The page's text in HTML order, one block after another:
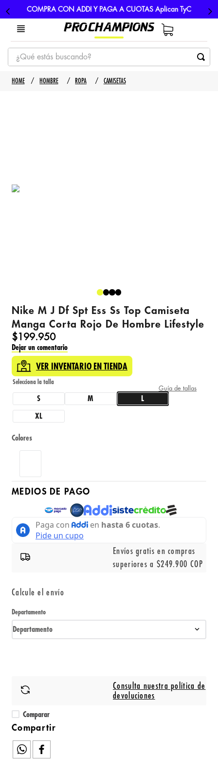
COMPRA CON ADDI Y PAGA A CUOTAS Aplican TyC
¿Qué estás buscando?
TÉRMINOS MÁS BUSCADOS
HOMBRE ROPA CAMISETAS
Nike M J Df Spt Ess Ss Top Camiseta
Manga Corta Rojo De Hombre Lifestyle
$199.950
Dejar un comentario
VER INVENTARIO EN TIENDA
Guía de tallas
S M L
XL
Colores
MEDIOS DE PAGO
Envíos gratis en compras
superiores a $249.900 COP
Calcule el envío
Departamento
Departamento
Consulta nuestra política de
devoluciones
Comparar